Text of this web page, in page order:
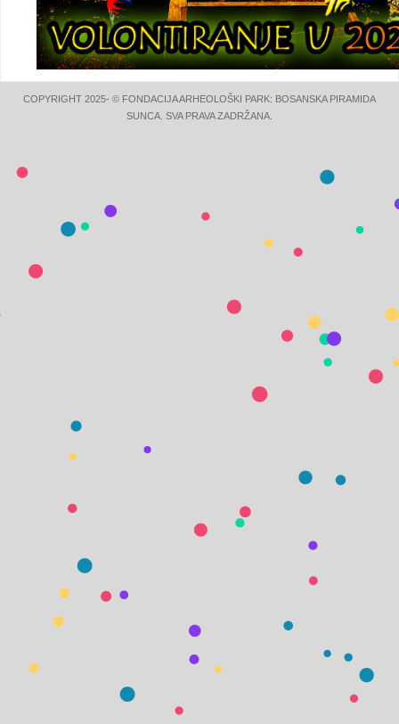
COPYRIGHT 2025- © FONDACIJA ARHEOLOŠKI PARK: BOSANSKA PIRAMIDA
SUNCA. SVA PRAVA ZADRŽANA.